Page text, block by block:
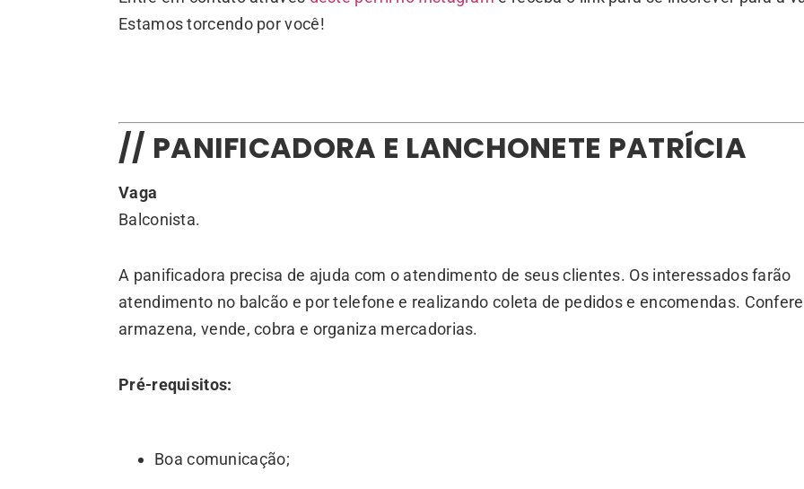
Estamos torcendo por você!
// PANIFICADORA E LANCHONETE PATRÍCIA
Vaga
Balconista.
A panificadora precisa de ajuda com o atendimento de seus clientes. Os interessados farão
atendimento no balcão e por telefone e realizando coleta de pedidos e encomendas.
armazena, vende, cobra e organiza mercadorias.
Pré-requisitos:
Boa comunicação;